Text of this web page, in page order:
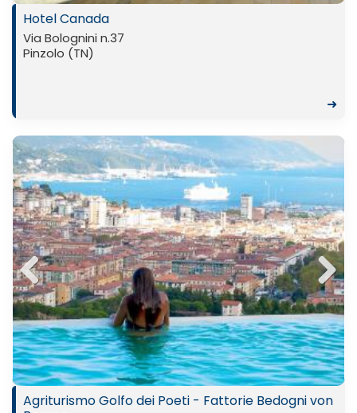
Hotel Canada
Via Bolognini n.37
Pinzolo (TN)
➜
Previ
ous
Next
Agriturismo Golfo dei Poeti - Fattorie Bedogni von